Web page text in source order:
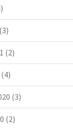
(3)
(2)
(4)
(3)
(2)